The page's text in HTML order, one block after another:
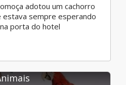
adotou um cachorro
estava sempre esperando
porta do hotel